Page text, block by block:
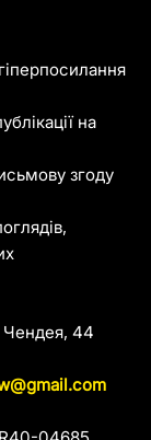
на
згоду
Чендея, 44